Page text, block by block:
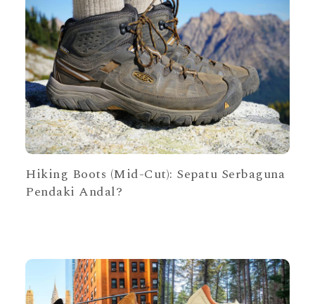
Hiking Boots (Mid-Cut): Sepatu Serbaguna
Pendaki Andal?